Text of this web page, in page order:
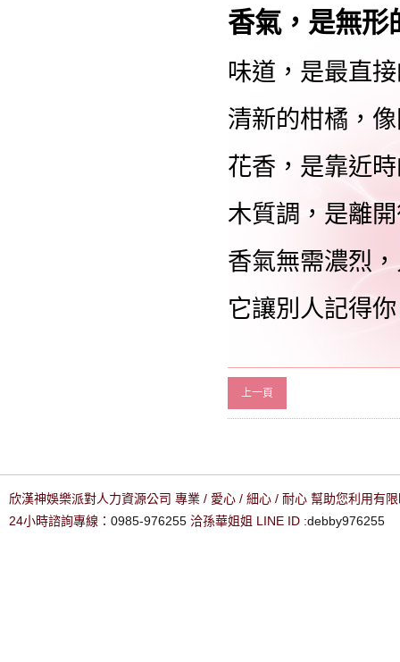
香氣，是無形
味道，是最直
清新的柑橘，
花香，是靠近
木質調，是離
香氣無需濃烈
它讓別人記得
上一頁
欣漢神娛樂派對人力資源公司 專業 / 愛心 / 細心 / 耐心 幫助您利用有
24小時諮詢專線： 0985-976255 洽孫華姐姐 LINE ID :debby976255